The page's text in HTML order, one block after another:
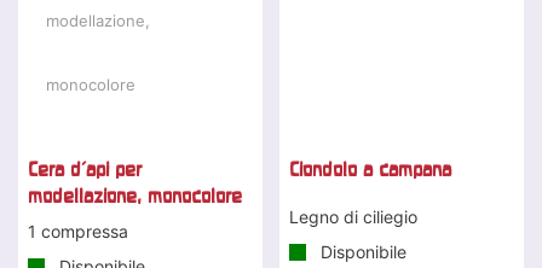
Cera d'api per
modellazione, monocolore
1 compressa
Ciondolo a campana
Legno di ciliegio
Disponibile